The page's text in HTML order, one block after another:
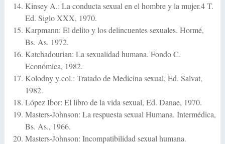
Kinsey A.: La conducta sexual en el hombre y la mujer.4 T.
Ed. Siglo XXX, 1970.
Karpmann: El delito y los delincuentes sexuales. Hormé,
Bs. As. 1972.
Katchadourian: La sexualidad humana. Fondo C.
Económica, 1982.
Kolodny y col.: Tratado de Medicina sexual, Ed. Salvat,
1982.
López Ibor: El libro de la vida sexual, Ed. Danae, 1970.
Masters-Johnson: La respuesta sexual Humana. Intermédica,
Bs. As., 1966.
Masters-Johnson: Incompatibilidad sexual humana.